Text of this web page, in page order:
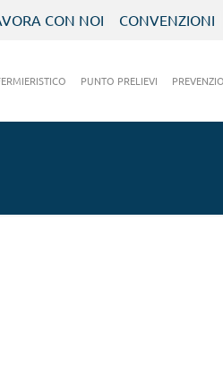
CON NOI CONVENZIONI
PUNTO PRELIEVI